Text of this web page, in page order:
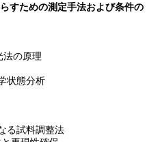
すための測定手法および条件の
の原理
状態分析
試料調整法